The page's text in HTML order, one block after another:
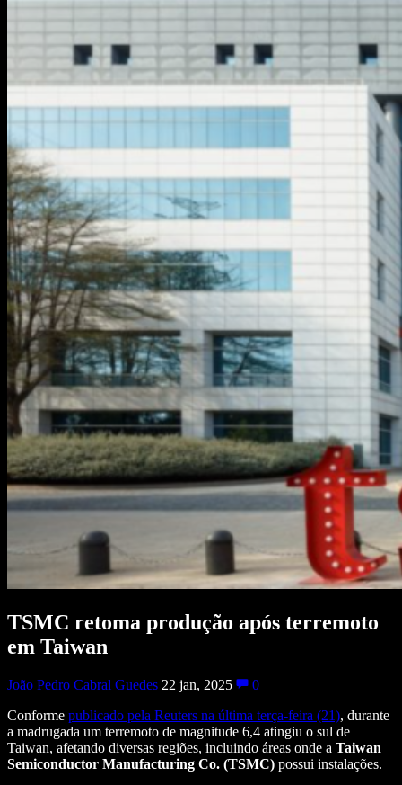
TSMC retoma produção após terremoto
em Taiwan
João Pedro Cabral Guedes 22 jan, 2025
0
Conforme publicado pela Reuters na última terça-feira (21), durante
a madrugada um terremoto de magnitude 6,4 atingiu o sul de
Taiwan, afetando diversas regiões, incluindo áreas onde a Taiwan
Semiconductor Manufacturing Co. (TSMC) possui instalações.